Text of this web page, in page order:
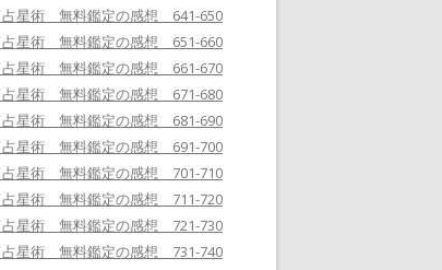
占星術 無料鑑定の感想 641-650
占星術 無料鑑定の感想 651-660
占星術 無料鑑定の感想 661-670
占星術 無料鑑定の感想 671-680
占星術 無料鑑定の感想 681-690
占星術 無料鑑定の感想 691-700
占星術 無料鑑定の感想 701-710
占星術 無料鑑定の感想 711-720
占星術 無料鑑定の感想 721-730
占星術 無料鑑定の感想 731-740